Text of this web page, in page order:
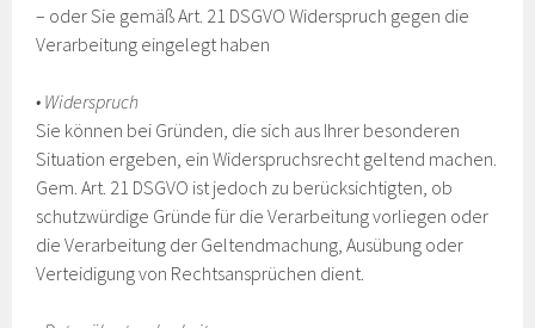
– oder Sie gemäß Art. 21 DSGVO Widerspruch gegen die
Verarbeitung eingelegt haben
• Widerspruch
Sie können bei Gründen, die sich aus Ihrer besonderen
Situation ergeben, ein Widerspruchsrecht geltend machen.
Gem. Art. 21 DSGVO ist jedoch zu berücksichtigten, ob
schutzwürdige Gründe für die Verarbeitung vorliegen oder
die Verarbeitung der Geltendmachung, Ausübung oder
Verteidigung von Rechtsansprüchen dient.